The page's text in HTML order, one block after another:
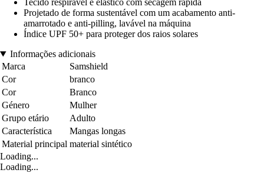
Tecido respirável e elástico com secagem rápida
Projetado de forma sustentável com um acabamento anti-
amarrotado e anti-pilling, lavável na máquina
Índice UPF 50+ para proteger dos raios solares
Informações adicionais
Marca
Samshield
Cor
branco
Cor
Branco
Género
Mulher
Grupo etário
Adulto
Característica
Mangas longas
Material principal material sintético
Loading...
Loading...